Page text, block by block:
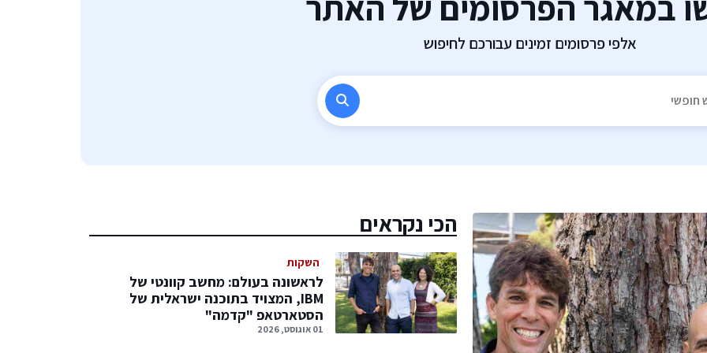
אלפי פרסומים זמינים עבורכם לחיפוש
הכי נקראים
השקות
לראשונה בעולם: מחשב קוונטי של
IBM, המצויד בתוכנה ישראלית של
הסטארטאפ "קדמה"
01 אוגוסט, 2026